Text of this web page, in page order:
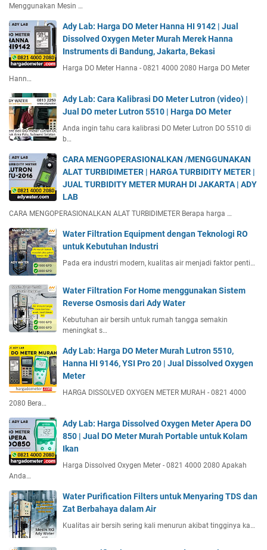
Menggunakan Mesin …
Ady Lab: Harga DO Meter Hanna HI 9142 | Jual
Dissolved Oxygen Meter Murah Merek Hanna
Instruments di Bandung, Jakarta, Bekasi
Harga DO Meter Hanna - 0821 4000 2080 Harga DO Meter
Hann…
Ady Lab: Cara Kalibrasi DO Meter Lutron (video) |
Jual DO meter Lutron 5510 | Harga DO Meter
Anda ingin tahu cara kalibrasi DO Meter Lutron DO 5510 di
b…
CARA MENGOPERASIONALKAN /MENGGUNAKAN
ALAT TURBIDIMETER | HARGA TURBIDITY METER |
JUAL TURBIDITY METER MURAH DI JAKARTA | ADY
LAB
CARA MENGOPERASIONALKAN ALAT TURBIDIMETER Berapa harga …
Water Filtration Equipment dengan Teknologi RO
untuk Kebutuhan Industri
Pada era industri modern, kualitas air menjadi faktor penti…
Water Filtration For Home menggunakan Sistem
Reverse Osmosis dari Ady Water
Kebutuhan air bersih untuk rumah tangga semakin
meningkat s…
Ady Lab: Harga DO Meter Murah Lutron 5510,
Hanna HI 9146, YSI Pro 20 | Jual Dissolved Oxygen
Meter
HARGA DISSOLVED OXYGEN METER MURAH - 0821 4000
2080 Bera…
Ady Lab: Harga Dissolved Oxygen Meter Apera DO
850 | Jual DO Meter Murah Portable untuk Kolam
Ikan
Harga Dissolved Oxygen Meter - 0821 4000 2080 Apakah
Anda…
Water Purification Filters untuk Menyaring TDS dan
Zat Berbahaya dalam Air
Kualitas air bersih sering kali menurun akibat tingginya ka…